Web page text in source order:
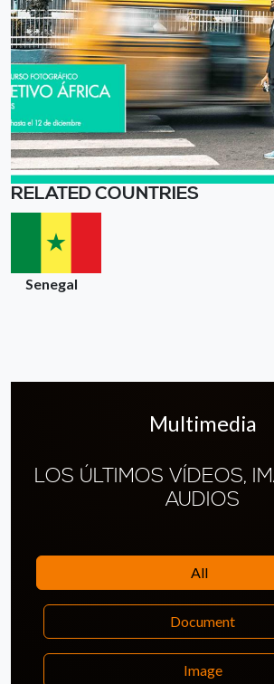
RELATED COUNTRIES
Senegal
Multimedia
LOS ÚLTIMOS VÍDEOS,
AUDIOS
All
Document
Image